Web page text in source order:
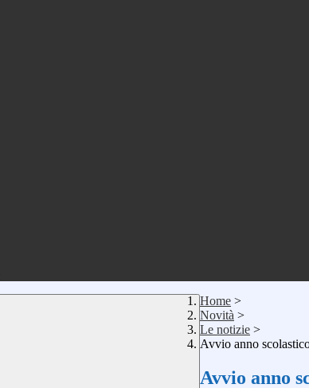
Home >
Novità >
Le notizie >
Avvio anno
Avvio anno